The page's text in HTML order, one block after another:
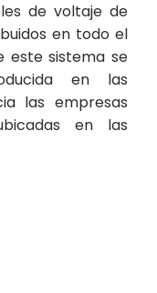
de voltaje de
en todo el
este sistema se
en las
las empresas
en las